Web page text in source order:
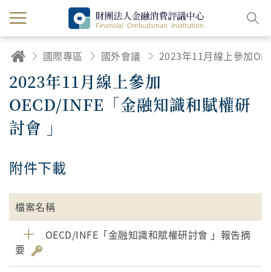
國際專區 國外會議
2023年11月線上參加
OECD/INFE「金融知識和賦權研
討會 」
附件下載
檔案名稱
OECD/INFE「金融知識和賦權研討會 」報告摘
要